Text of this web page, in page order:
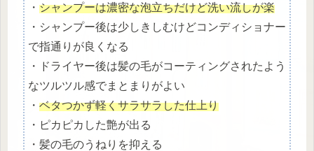
・ シャンプーは濃密な泡立ちだけど洗い流しが楽
・シャンプー後は少しきしむけどコンディショナー
で指通りが良くなる
・ドライヤー後は髪の毛がコーティングされたよう
なツルツル感でまとまりがよい
・ ベタつかず軽くサラサラした仕上り
・ピカピカした艶が出る
・髪の毛のうねりを抑える